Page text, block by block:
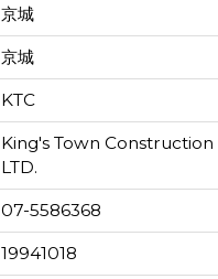
京城
京城
KTC
King's Town Construction
LTD.
07-5586368
19941018